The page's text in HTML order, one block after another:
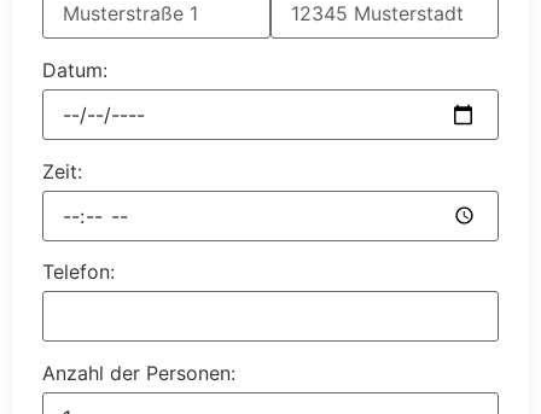
Datum:
Zeit:
Telefon:
Anzahl der Personen: